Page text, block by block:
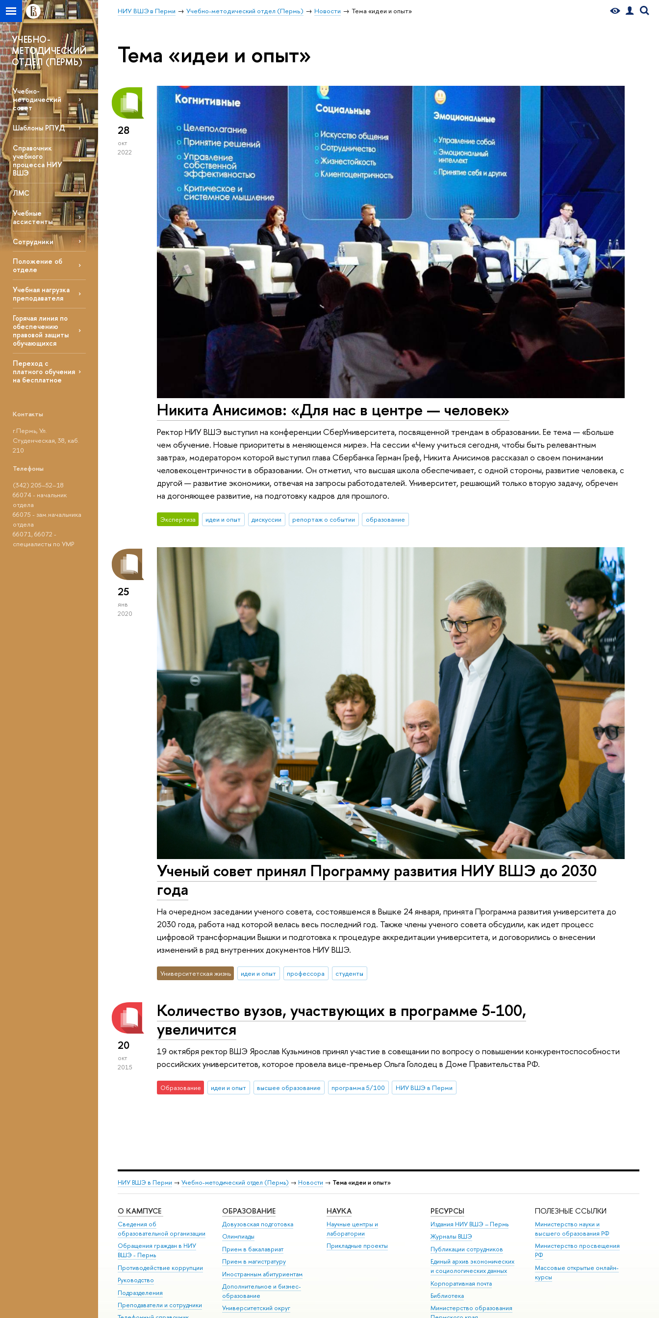
НИУ ВШЭ в Перми Учебно-методический отдел (Пермь) Новости Тема «идеи и опыт»
УЧЕБНО-
МЕТОДИЧЕСКИЙ
ОТДЕЛ (ПЕРМЬ)
Учебно-
методический
cовет
Шаблоны РПУД
Справочник
учебного
процесса НИУ
ВШЭ
ЛМС
Учебные
ассистенты
Сотрудники
Положение об
отделе
Учебная нагрузка
преподавателя
Горячая линия по
обеспечению
правовой защиты
обучающихся
Переход с
платного обучения
на бесплатное
Контакты
г.Пермь, Ул.
Студенческая, 38, каб.
210
Телефоны
(342) 205–52–18
66074 - начальник
отдела
66075 - зам.начальника
отдела
66071, 66072 -
специалисты по УМР
Тема «идеи и опыт»
28
окт
2022
Никита Анисимов: «Для нас в центре — человек»
Ректор НИУ ВШЭ выступил на конференции СберУниверситета, посвященной трендам в образовании. Ее тема — «Больше
чем обучение. Новые приоритеты в меняющемся мире». На сессии «Чему учиться сегодня, чтобы быть релевантным
завтра», модератором которой выступил глава Сбербанка Герман Греф, Никита Анисимов рассказал о своем понимании
человекоцентричности в образовании. Он отметил, что высшая школа обеспечивает, с одной стороны, развитие человека, с
другой — развитие экономики, отвечая на запросы работодателей. Университет, решающий только вторую задачу, обречен
на догоняющее развитие, на подготовку кадров для прошлого.
Экспертиза идеи и опыт дискуссии репортаж о событии образование
25
янв
2020
Ученый совет принял Программу развития НИУ ВШЭ до 2030
года
На очередном заседании ученого совета, состоявшемся в Вышке 24 января, принята Программа развития университета до
2030 года, работа над которой велась весь последний год. Также члены ученого совета обсудили, как идет процесс
цифровой трансформации Вышки и подготовка к процедуре аккредитации университета, и договорились о внесении
изменений в ряд внутренних документов НИУ ВШЭ.
Университетская жизнь идеи и опыт профессора студенты
20
окт
2015
Количество вузов, участвующих в программе 5-100,
увеличится
19 октября ректор ВШЭ Ярослав Кузьминов принял участие в совещании по вопросу о повышении конкурентоспособности
российских университетов, которое провела вице-премьер Ольга Голодец в Доме Правительства РФ.
Образование идеи и опыт высшее образование программа 5/100 НИУ ВШЭ в Перми
НИУ ВШЭ в Перми → Учебно-методический отдел (Пермь) → Новости → Тема «идеи и опыт»
О КАМПУСЕ
Сведения об
образовательной организации
Обращения граждан в НИУ
ВШЭ - Пермь
Противодействие коррупции
Руководство
Подразделения
Преподаватели и сотрудники
ОБРАЗОВАНИЕ
Довузовская подготовка
Олимпиады
Прием в бакалавриат
Прием в магистратуру
Иностранным абитуриентам
Дополнительное и бизнес-
образование
Университетский округ
НАУКА
Научные центры и
лаборатории
Прикладные проекты
РЕСУРСЫ
Издания НИУ ВШЭ ­– Пермь
Журналы ВШЭ
Публикации сотрудников
Единый архив экономических
и социологических данных
Корпоративная почта
Библиотека
Министерство образования
ПОЛЕЗНЫЕ ССЫЛКИ
Министерство науки и
высшего образования РФ
Министерство просвещения
РФ
Массовые открытые онлайн-
курсы